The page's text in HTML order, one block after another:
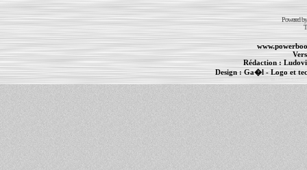
Powered
Rédaction :
Design : Ga�l- Logo et